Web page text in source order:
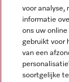
Miele opMiele
voor analyse,
informatie
ons uw
gebruikt voor
van een
soortgelijke